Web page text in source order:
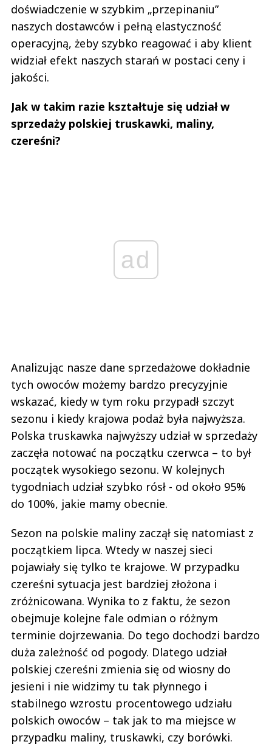
doświadczenie w szybkim „przepinaniu”
naszych dostawców i pełną elastyczność
operacyjną, żeby szybko reagować i aby klient
widział efekt naszych starań w postaci ceny i
jakości.
Jak w takim razie kształtuje się udział w
sprzedaży polskiej truskawki, maliny,
czereśni?
ad
Analizując nasze dane sprzedażowe dokładnie
tych owoców możemy bardzo precyzyjnie
wskazać, kiedy w tym roku przypadł szczyt
sezonu i kiedy krajowa podaż była najwyższa.
Polska truskawka najwyższy udział w sprzedaży
zaczęła notować na początku czerwca – to był
początek wysokiego sezonu. W kolejnych
tygodniach udział szybko rósł - od około 95%
do 100%, jakie mamy obecnie.
Sezon na polskie maliny zaczął się natomiast z
początkiem lipca. Wtedy w naszej sieci
pojawiały się tylko te krajowe. W przypadku
czereśni sytuacja jest bardziej złożona i
zróżnicowana. Wynika to z faktu, że sezon
obejmuje kolejne fale odmian o różnym
terminie dojrzewania. Do tego dochodzi bardzo
duża zależność od pogody. Dlatego udział
polskiej czereśni zmienia się od wiosny do
jesieni i nie widzimy tu tak płynnego i
stabilnego wzrostu procentowego udziału
polskich owoców – tak jak to ma miejsce w
przypadku maliny, truskawki, czy borówki.